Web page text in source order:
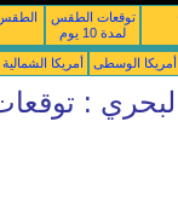
الطقس
توقعات الطقس
لمدة 10 يوم
أمريكا الشمالية أمريكا الوسطى
: